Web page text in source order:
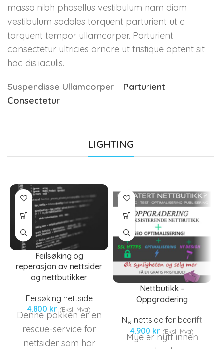
massa nibh phasellus vestibulum nam diam
vestibulum sodales torquent parturient ut a
torquent tempor ullamcorper. Parturient
consectetur ultricies ornare ut tristique aptent sit
hac dis iaculis.
Suspendisse Ullamcorper – Parturient
Consectetur
LIGHTING
Feilsøking og
reperasjon av nettsider
og nettbutikker
Feilsøking nettside
4.800 kr (Eksl. Mva)
Denne pakken er en
rescue-service for
nettsider som har
Nettbutikk –
Oppgradering
Ny nettside for bedrift
4.900 kr (Eksl. Mva)
Mye er nytt innen